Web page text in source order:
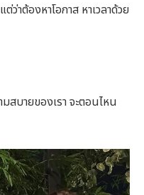
ต้องหาโอกาส หาเวลาด้วย
บายของเรา จะตอนไหน